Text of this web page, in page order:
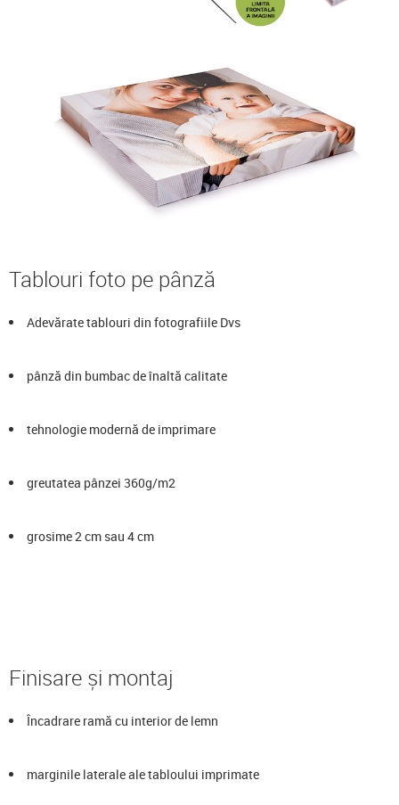
Tablouri foto pe pânză
Adevărate tablouri din fotografiile Dvs
pânză din bumbac de înaltă calitate
tehnologie modernă de imprimare
greutatea pânzei 360g/m2
grosime 2 cm sau 4 cm
Finisare și montaj
Încadrare ramă cu interior de lemn
marginile laterale ale tabloului imprimate